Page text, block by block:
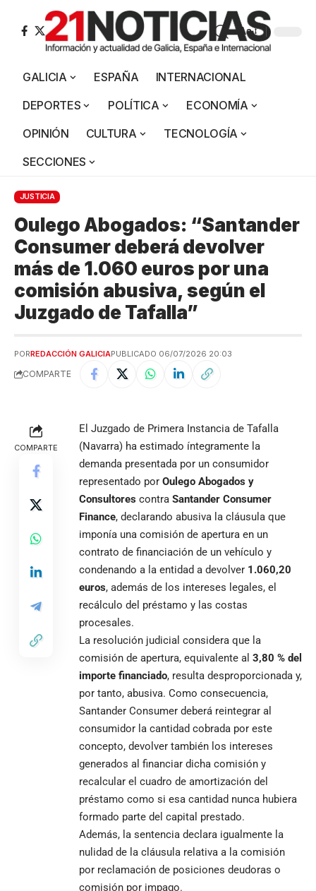
Aa
GALICIA ESPAÑA
INTERNACIONAL
DEPORTES
POLÍTICA
ECONOMÍA
OPINIÓN
CULTURA
TECNOLOGÍA
SECCIONES
JUSTICIA
Oulego Abogados: “Santander
Consumer deberá devolver
más de 1.060 euros por una
comisión abusiva, según el
Juzgado de Tafalla”
PORREDACCIÓN GALICIAPUBLICADO 06/07/2026 20:03
COMPARTE
COMPARTE
El Juzgado de Primera Instancia de Tafalla
(Navarra) ha estimado íntegramente la
demanda presentada por un consumidor
representado por Oulego Abogados y
Consultores contra Santander Consumer
Finance, declarando abusiva la cláusula que
imponía una comisión de apertura en un
contrato de financiación de un vehículo y
condenando a la entidad a devolver 1.060,20
euros, además de los intereses legales, el
recálculo del préstamo y las costas
procesales.
La resolución judicial considera que la
comisión de apertura, equivalente al 3,80 % del
importe financiado, resulta desproporcionada y,
por tanto, abusiva. Como consecuencia,
Santander Consumer deberá reintegrar al
consumidor la cantidad cobrada por este
concepto, devolver también los intereses
generados al financiar dicha comisión y
recalcular el cuadro de amortización del
préstamo como si esa cantidad nunca hubiera
formado parte del capital prestado.
Además, la sentencia declara igualmente la
nulidad de la cláusula relativa a la comisión
por reclamación de posiciones deudoras o
comisión por impago.